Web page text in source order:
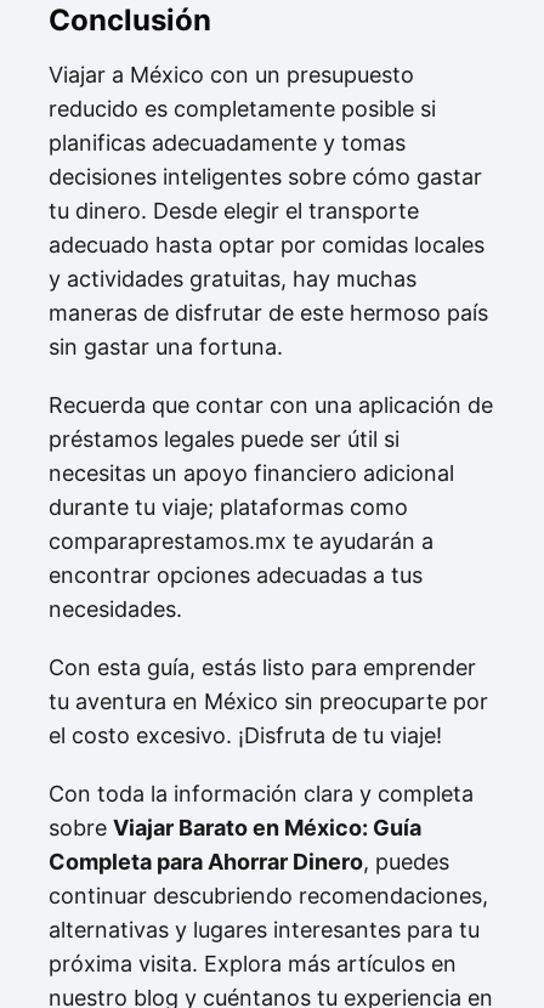
Conclusión
Viajar a México con un presupuesto
reducido es completamente posible si
planificas adecuadamente y tomas
decisiones inteligentes sobre cómo gastar
tu dinero. Desde elegir el transporte
adecuado hasta optar por comidas locales
y actividades gratuitas, hay muchas
maneras de disfrutar de este hermoso país
sin gastar una fortuna.
Recuerda que contar con una aplicación de
préstamos legales puede ser útil si
necesitas un apoyo financiero adicional
durante tu viaje; plataformas como
comparaprestamos.mx te ayudarán a
encontrar opciones adecuadas a tus
necesidades.
Con esta guía, estás listo para emprender
tu aventura en México sin preocuparte por
el costo excesivo. ¡Disfruta de tu viaje!
Con toda la información clara y completa
sobre Viajar Barato en México: Guía
Completa para Ahorrar Dinero, puedes
continuar descubriendo recomendaciones,
alternativas y lugares interesantes para tu
próxima visita. Explora más artículos en
nuestro blog y cuéntanos tu experiencia en